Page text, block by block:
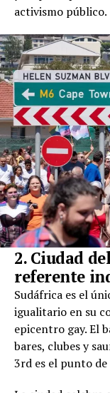
activismo público.
2. Ciudad
referente
Sudáfrica es el
igualitario en su
epicentro gay. El
bares, clubes y
3rd es el punto